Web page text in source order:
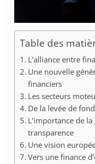
Table des
L’alliance entre
Une nouvelle
financiers
Les secteurs
De la levée de
L’importance de
transparence
Une vision
Vers une finance